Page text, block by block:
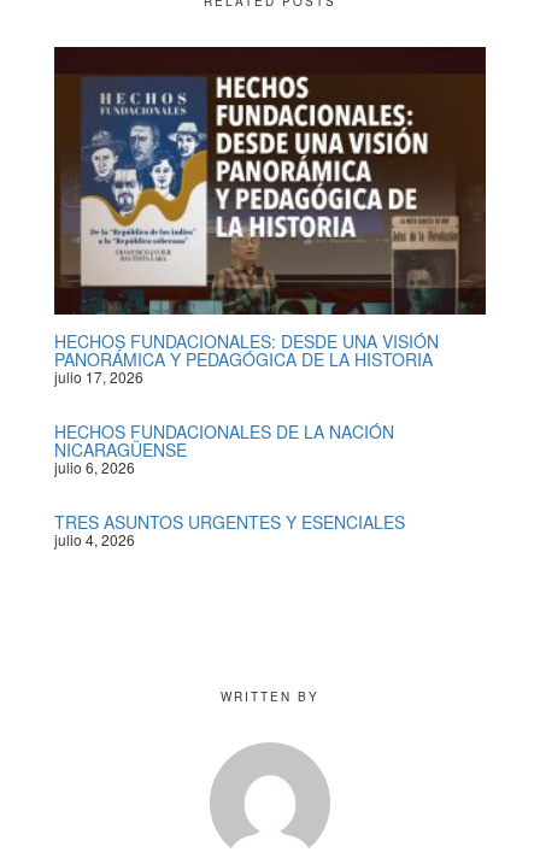
HECHOS FUNDACIONALES: DESDE UNA VISIÓN
PANORÁMICA Y PEDAGÓGICA DE LA HISTORIA
julio 17, 2026
HECHOS FUNDACIONALES DE LA NACIÓN
NICARAGÜENSE
julio 6, 2026
TRES ASUNTOS URGENTES Y ESENCIALES
julio 4, 2026
WRITTEN BY